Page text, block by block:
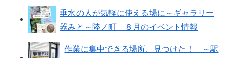
垂水の人が気軽に使える場に～ギャラリー
器みと～陸ノ町 ８月のイベント情報
作業に集中できる場所、見つけた！ ～駅